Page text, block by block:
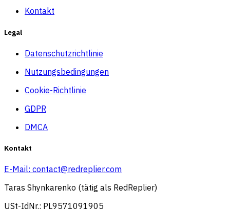
Kontakt
Legal
Datenschutzrichtlinie
Nutzungsbedingungen
Cookie-Richtlinie
GDPR
DMCA
Kontakt
E-Mail: contact@redreplier.com
Taras Shynkarenko (tätig als RedReplier)
USt-IdNr.: PL9571091905